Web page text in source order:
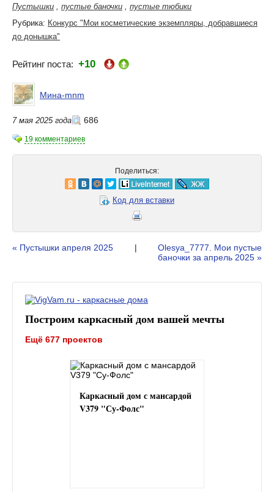
Пустышки , пустые баночки , пустые тюбики
Рубрика: Конкурс "Мои косметические экземпляры, добравшиеся
до донышка"
Рейтинг поста: +10
Мина-mnm
7 мая 2025 года 686
19 комментариев
Поделиться:
Код для вставки
« Пустышки апреля 2025 |
Olesya_7777. Мои пустые
баночки за апрель 2025 »
Построим каркасный дом вашей мечты
Ещё 677 проектов
Каркасный дом с мансардой
V379 "Су-Фолс"